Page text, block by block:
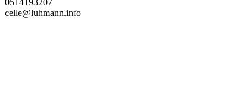
0514193207
celle@luhmann.info